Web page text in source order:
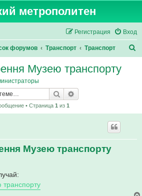
метрополитен
Вход
Регистрация
форумов Транспорт Транспорт
Музею транспорту
Поиск
• Страница 1из 1
Музею транспорту